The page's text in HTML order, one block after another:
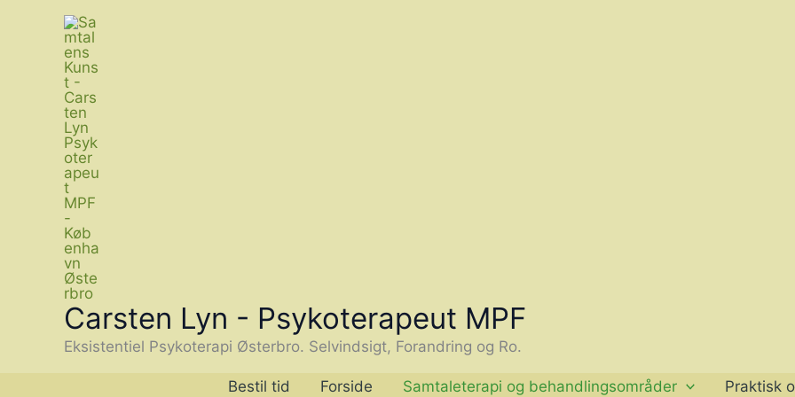
indholdet
Carsten Lyn - Psykoterapeut MPF
Eksistentiel Psykoterapi Østerbro. Selvindsigt, Forandring og Ro.
Bestil tid Forside Samtaleterapi og behandlingsområder Praktisk